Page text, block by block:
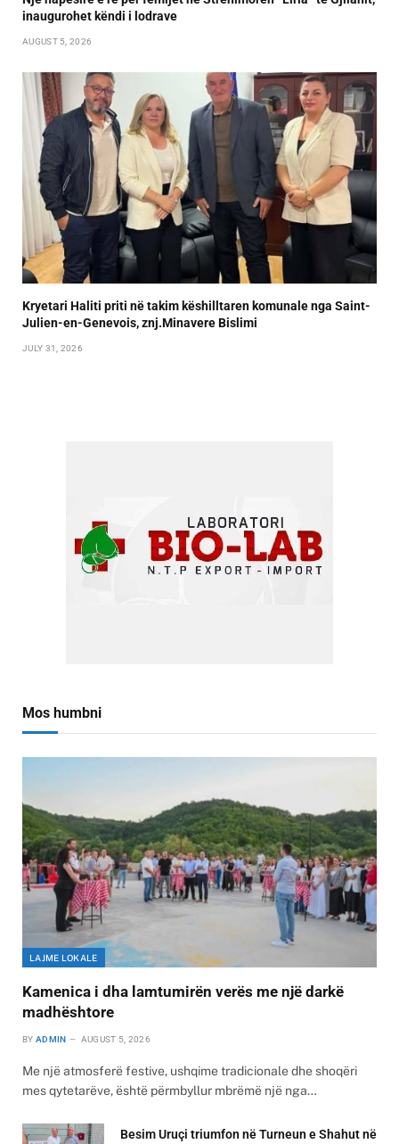
inaugurohet këndi i lodrave
AUGUST 5, 2026
Kryetari Haliti priti në takim këshilltaren komunale nga Saint-
Julien-en-Genevois, znj.Minavere Bislimi
JULY 31, 2026
Mos humbni
LAJME LOKALE
Kamenica i dha lamtumirën verës me një darkë
madhështore
BY ADMIN AUGUST 5, 2026
Me një atmosferë festive, ushqime tradicionale dhe shoqëri
mes qytetarëve, është përmbyllur mbrëmë një nga…
Besim Uruçi triumfon në Turneun e Shahut në